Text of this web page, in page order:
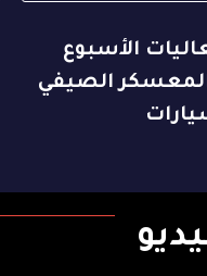
الأسبوع
المعسكر الصيفي